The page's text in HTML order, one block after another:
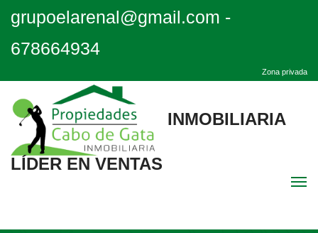
grupoelarenal@gmail.com -
678664934
Zona privada
INMOBILIARIA
LÍDER EN VENTAS